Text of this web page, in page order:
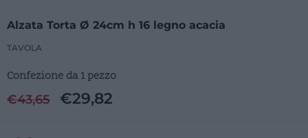
Alzata Torta Ø 24cm h 16 legno acacia
TAVOLA
Confezione da 1 pezzo
€43,65 €29,82